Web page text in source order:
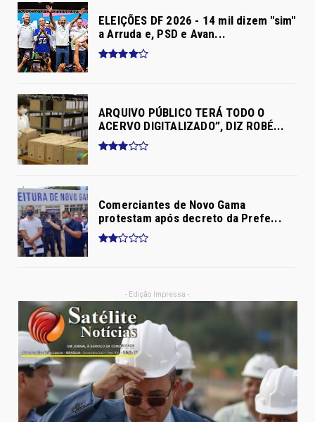
ELEIÇÕES DF 2026 - 14 mil dizem "sim"
a Arruda e, PSD e Avan...
ARQUIVO PÚBLICO TERÁ TODO O
ACERVO DIGITALIZADO”, DIZ ROBÉ...
Comerciantes de Novo Gama
protestam após decreto da Prefe...
- Edição Impressa -